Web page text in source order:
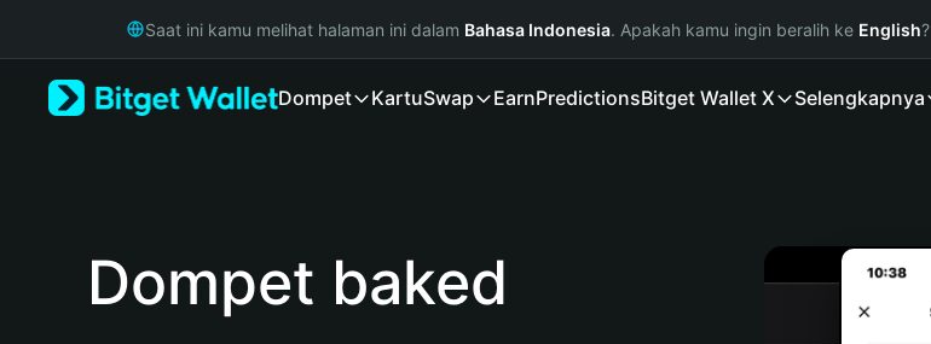
Русский
Saat ini kamu melihat halaman ini dalam Bahasa Indonesia. Apakah kamu ingin beralih ke English?
Dompet KartuSwap EarnPredictionsBitget Wallet X Selengkapnya
Dompet baked